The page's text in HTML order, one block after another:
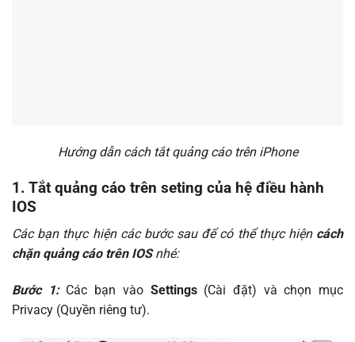
Hướng dẫn cách tắt quảng cáo trên iPhone
1. Tắt quảng cáo trên seting của hệ điều hành
IOS
Các bạn thực hiện các bước sau để có thể thực hiện cách
chặn quảng cáo trên IOSnhé:
Bước 1:Các bạn vào Settings(Cài đặt) và chọn mục
Privacy (Quyền riêng tư).